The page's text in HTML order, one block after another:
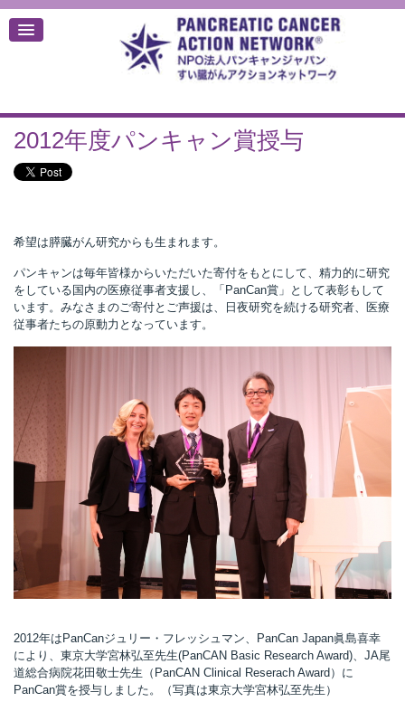
2012年度パンキャン賞授与
希望は膵臓がん研究からも生まれます。
パンキャンは毎年皆様からいただいた寄付をもとにして、精力的に研究
をしている国内の医療従事者支援し、「PanCan賞」として表彰もして
います。みなさまのご寄付とご声援は、日夜研究を続ける研究者、医療
従事者たちの原動力となっています。
2012年はPanCanジュリー・フレッシュマン、PanCan Japan眞島喜幸
により、東京大学宮林弘至先生(PanCAN Basic Research Award)、JA尾
道総合病院花田敬士先生（PanCAN Clinical Reserach Award）に
PanCan賞を授与しました。（写真は東京大学宮林弘至先生）